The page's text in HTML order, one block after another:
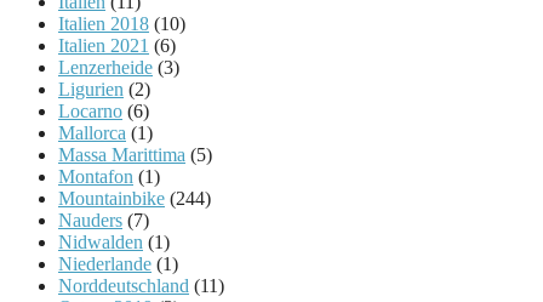
Italien 2018 (10)
Italien 2021 (6)
Lenzerheide (3)
Ligurien (2)
Locarno (6)
Mallorca (1)
Massa Marittima (5)
Montafon (1)
Mountainbike (244)
Nauders (7)
Nidwalden (1)
Niederlande (1)
Norddeutschland (11)